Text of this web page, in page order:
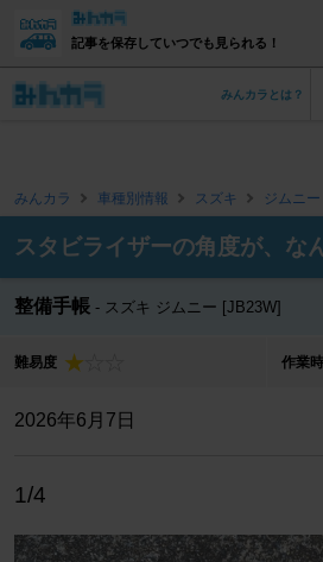
記事を保存していつでも見られる！
みんカラとは？
みんカラ 車種別情報 スズキ ジムニー
スタビライザーの角度が、な
整備手帳 スズキ ジムニー [JB23W]
難易度 作業
2026年6月7日
1/4